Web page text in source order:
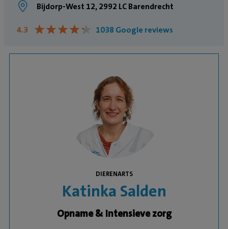
Bijdorp-West 12, 2992 LC Barendrecht
4.3 ★★★★★
★★★★★ 1038 Google reviews
DIERENARTS
Katinka Salden
Opname & Intensieve zorg